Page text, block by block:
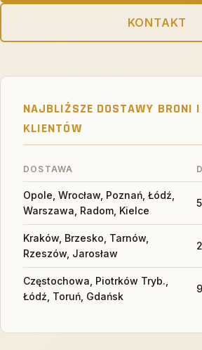
KONTAKT
NAJBLIŻSZE DOSTAWY BRONI
KLIENTÓW
DOSTAWA
Opole, Wrocław, Poznań, Łódź,
Warszawa, Radom, Kielce
Kraków, Brzesko, Tarnów,
Rzeszów, Jarosław
Częstochowa, Piotrków Tryb.,
Łódź, Toruń, Gdańsk